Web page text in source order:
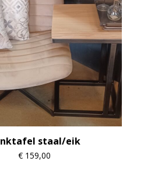
staal/eik
€ 159,00